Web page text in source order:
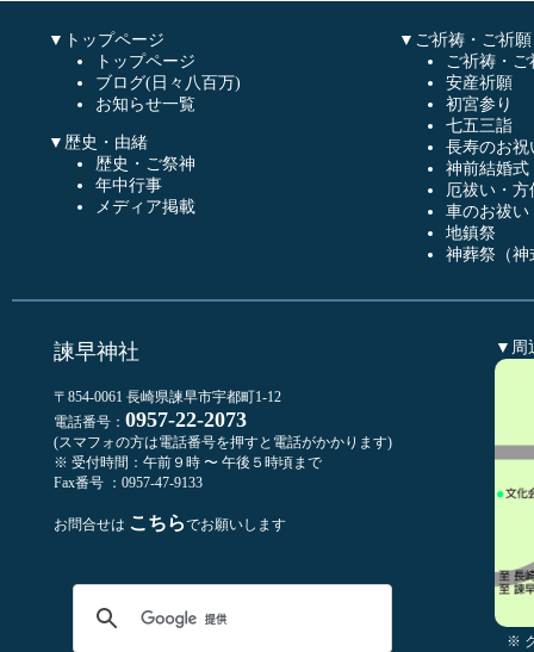
▼トップページ
トップページ
ブログ(日々八百万)
お知らせ一覧
▼歴史・由緒
歴史・ご祭神
年中行事
メディア掲載
▼ご祈祷・ご祈願
ご祈祷・ご
安産祈願
初宮参り
七五三詣
長寿のお祝
神前結婚式
厄祓い・方
車のお祓い
地鎮祭
神葬祭（神
諫早神社
〒854-0061 長崎県諫早市宇都町1-12
電話番号： 0957-22-2073
(スマフォの方は電話番号を押すと電話がかかります)
※ 受付時間：午前９時 〜 午後５時頃まで
Fax番号 ：0957-47-9133
お問合せは こちらでお願いします
▼周
※